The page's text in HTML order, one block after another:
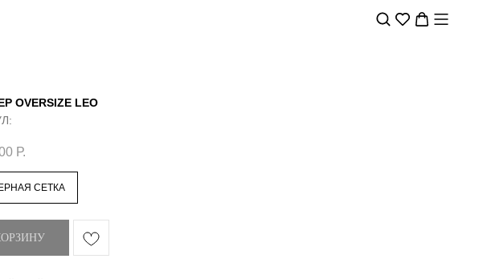
OVERSIZE LEO
Р.
СЕТКА